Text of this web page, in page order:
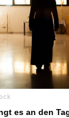
es an den